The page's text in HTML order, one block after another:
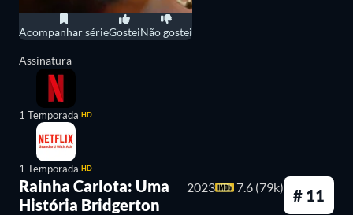
Onde assistir a todas as produções da
Shondaland?
Abaixo, saiba onde assistir online, em streaming, a
todas as produções da Shondaland.
Acompanhar sérieGosteiNão gostei
Assinatura
1 Temporada HD
1 Temporada HD
Rainha Carlota: Uma
História Bridgerton
2023 7.6 (79k) # 11